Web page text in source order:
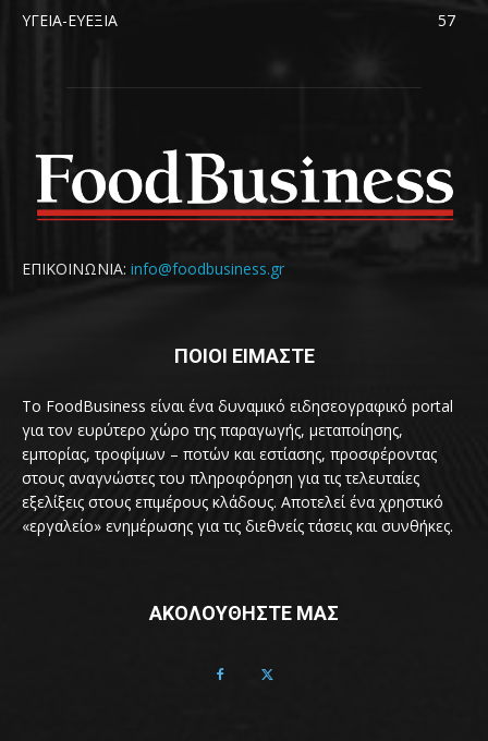
ΥΓΕΙΑ-ΕΥΕΞΙΑ
57
ΕΠΙΚΟΙΝΩΝΙΑ: info@foodbusiness.gr
ΠΟΙΟΙ ΕΙΜΑΣΤΕ
Το FoodBusiness είναι ένα δυναμικό ειδησεογραφικό portal
για τον ευρύτερο χώρο της παραγωγής, μεταποίησης,
εμπορίας, τροφίμων – ποτών και εστίασης, προσφέροντας
στους αναγνώστες του πληροφόρηση για τις τελευταίες
εξελίξεις στους επιμέρους κλάδους. Αποτελεί ένα χρηστικό
«εργαλείο» ενημέρωσης για τις διεθνείς τάσεις και συνθήκες.
ΑΚΟΛΟΥΘΗΣΤΕ ΜΑΣ